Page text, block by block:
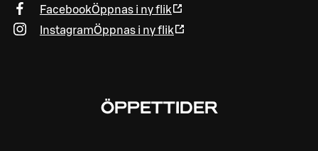
FacebookÖppnas i ny flik
InstagramÖppnas i ny flik
ÖPPETTIDER